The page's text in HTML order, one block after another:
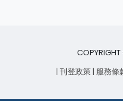
| 刊登政策| 服務條